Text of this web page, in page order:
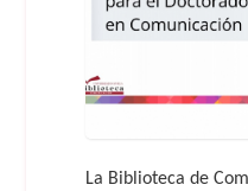
La Biblioteca de